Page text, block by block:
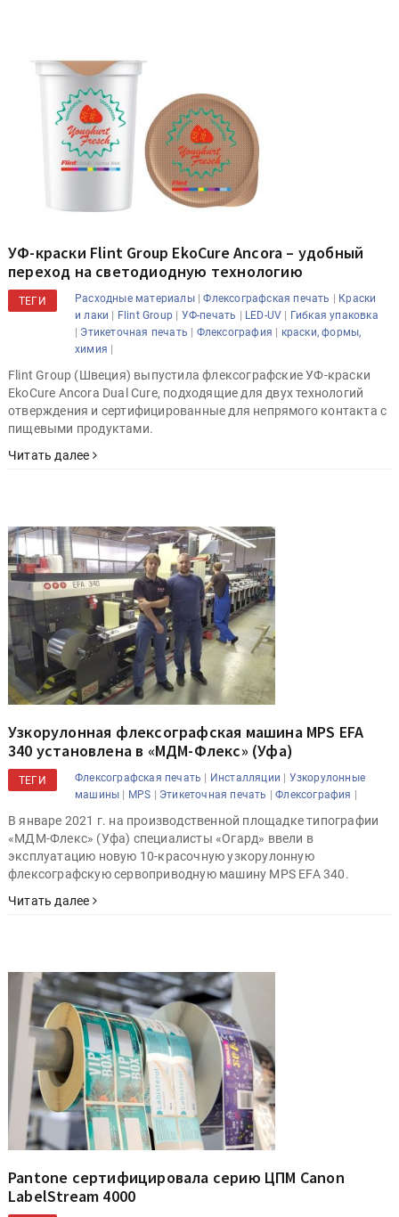
УФ-краски Flint Group EkoCure Ancora – удобный
переход на светодиодную технологию
ТЕГИ Расходные материалы|Флексографская печать | Краски
и лаки | Flint Group | УФ-печать | LED-UV | Гибкая упаковка
| Этикеточная печать | Флексография | краски, формы,
химия |
Flint Group (Швеция) выпустила флексографские УФ-краски
EkoCure Ancora Dual Cure, подходящие для двух технологий
отверждения и сертифицированные для непрямого контакта с
пищевыми продуктами.
Читать далее
Узкорулонная флексографская машина MPS EFA
340 установлена в «МДМ-Флекс» (Уфа)
ТЕГИ Флексографская печать | Инсталляции | Узкорулонные
машины | MPS | Этикеточная печать |Флексография |
В январе 2021 г. на производственной площадке типографии
«МДМ-Флекс» (Уфа) специалисты «Огард» ввели в
эксплуатацию новую 10-красочную узкорулонную
флексографскую сервоприводную машину MPS EFA 340.
Читать далее
Pantone сертифицировала серию ЦПМ Canon
LabelStream 4000